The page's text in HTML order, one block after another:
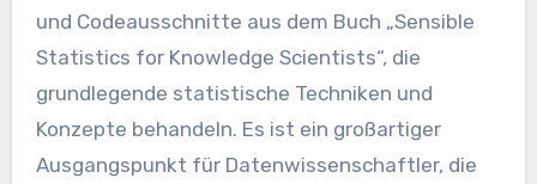
und Codeausschnitte aus dem Buch „Sensible
Statistics for Knowledge Scientists“, die
grundlegende statistische Techniken und
Konzepte behandeln. Es ist ein großartiger
Ausgangspunkt für Datenwissenschaftler, die